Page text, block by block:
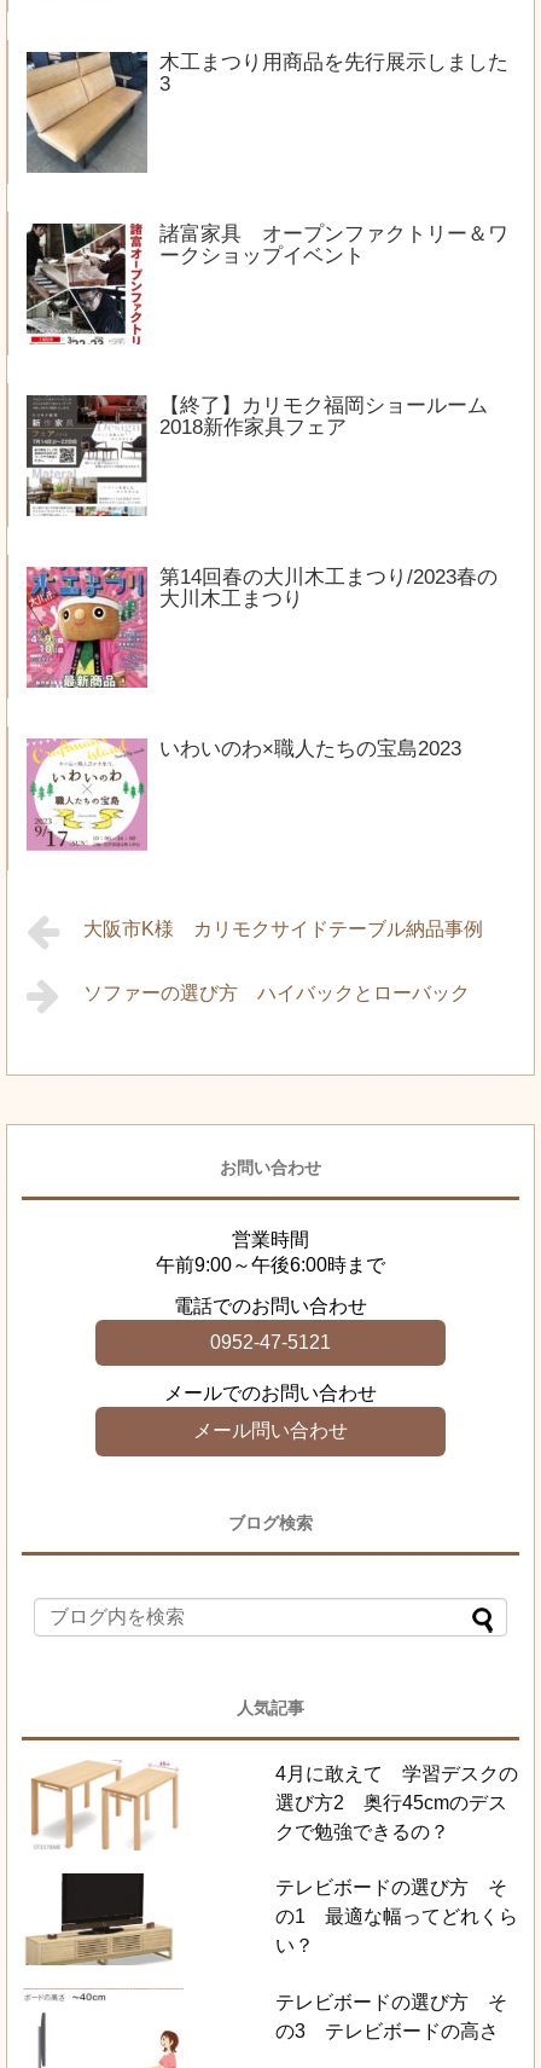
木工まつり用商品を先行展示しました
3
諸富家具 オープンファクトリー＆ワ
ークショップイベント
【終了】カリモク福岡ショールーム
2018新作家具フェア
第14回春の大川木工まつり/2023春の
大川木工まつり
いわいのわ×職人たちの宝島2023
大阪市K様 カリモクサイドテーブル納品事例
ソファーの選び方 ハイバックとローバック
お問い合わせ
営業時間
午前9:00～午後6:00時まで
電話でのお問い合わせ
0952-47-5121
メールでのお問い合わせ
メール問い合わせ
ブログ検索
人気記事
4月に敢えて 学習デスクの
選び方2 奥行45cmのデス
クで勉強できるの？
テレビボードの選び方 そ
の1 最適な幅ってどれくら
い？
テレビボードの選び方 そ
の3 テレビボードの高さ